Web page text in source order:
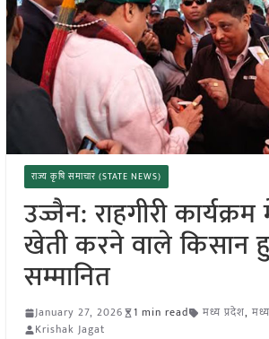
राज्य कृषि समाचार (STATE NEWS)
उज्जैन: राहगीरी
खेती करने वाले किसान
सम्मानित
January 27, 2026 1 min read मध्य प्रदेश,
Krishak Jagat